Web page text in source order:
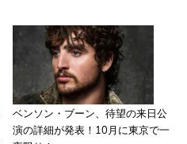
ベンソン・ブーン、待望の来日公
演の詳細が発表！10月に東京で一